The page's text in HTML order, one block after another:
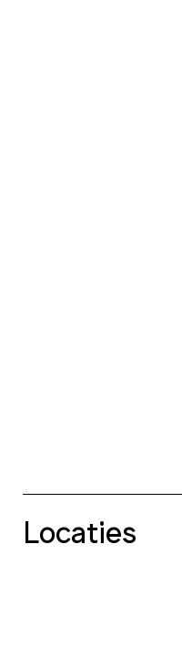
Locaties